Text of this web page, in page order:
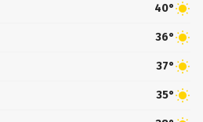
40°
36°
37°
35°